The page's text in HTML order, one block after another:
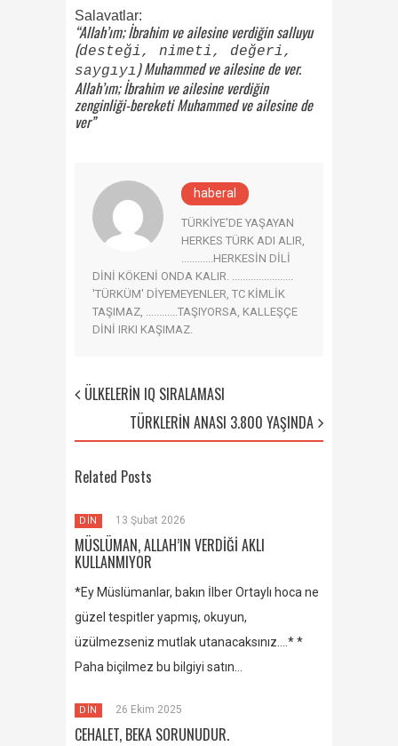
Salavatlar:
“Allah’ım; İbrahim ve ailesine verdiğin salluyu
(desteği, nimeti, değeri,
saygıyı ) Muhammed ve ailesine de ver.
Allah’ım; İbrahim ve ailesine verdiğin
zenginliği-bereketi Muhammed ve ailesine de
ver”
haberal
TÜRKİYE'DE YAŞAYAN
HERKES TÜRK ADI ALIR,
............HERKESİN DİLİ
DİNİ KÖKENİ ONDA KALIR. .......................
'TÜRKÜM' DİYEMEYENLER, TC KİMLİK
TAŞIMAZ, ............TAŞIYORSA, KALLEŞÇE
DİNİ IRKI KAŞIMAZ.
ÜLKELERİN IQ SIRALAMASI
TÜRKLERİN ANASI 3.800 YAŞINDA
Related Posts
DİN 13 Şubat 2026
MÜSLÜMAN, ALLAH’IN VERDİĞİ AKLI
KULLANMIYOR
*Ey Müslümanlar, bakın İlber Ortaylı hoca ne
güzel tespitler yapmış, okuyun,
üzülmezseniz mutlak utanacaksınız….* *
Paha biçilmez bu bilgiyi satın…
DİN 26 Ekim 2025
CEHALET, BEKA SORUNUDUR.